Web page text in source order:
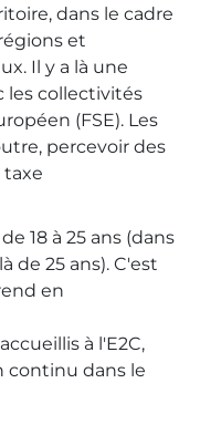
dans le cadre
et
Il y a là une
les collectivités
(FSE). Les
percevoir des
taxe
18 à 25 ans (dans
de 25 ans). C'est
en
à l'E2C,
continu dans le